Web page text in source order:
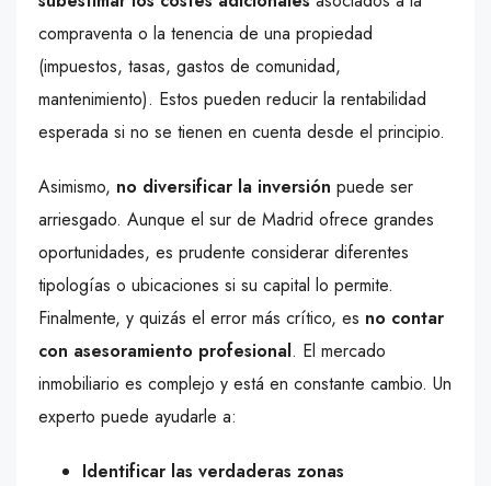
compraventa o la tenencia de una propiedad
(impuestos, tasas, gastos de comunidad,
mantenimiento). Estos pueden reducir la rentabilidad
esperada si no se tienen en cuenta desde el principio.
Asimismo, no diversificar la inversión puede ser
arriesgado. Aunque el sur de Madrid ofrece grandes
oportunidades, es prudente considerar diferentes
tipologías o ubicaciones si su capital lo permite.
Finalmente, y quizás el error más crítico, es no contar
con asesoramiento profesional. El mercado
inmobiliario es complejo y está en constante cambio. Un
experto puede ayudarle a:
Identificar las verdaderas zonas